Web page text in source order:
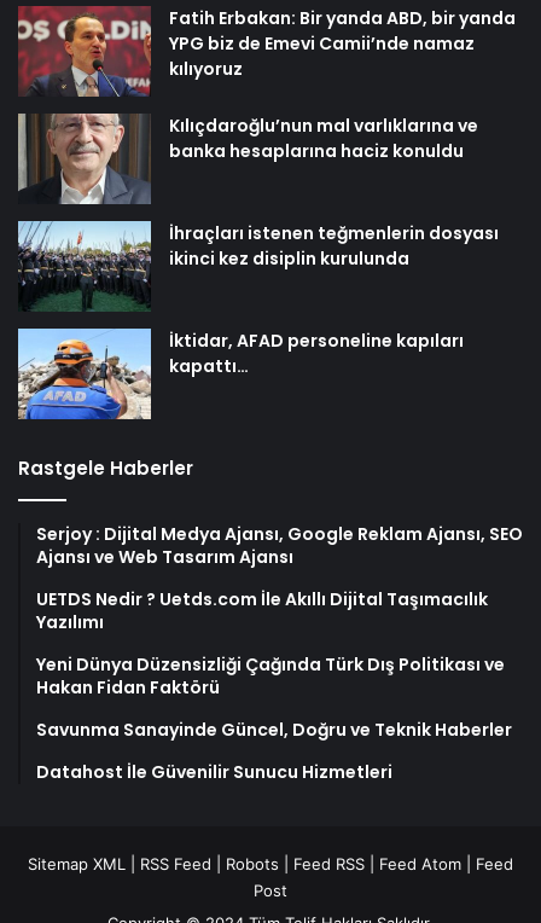
Fatih Erbakan: Bir yanda ABD, bir yanda
YPG biz de Emevi Camii’nde namaz
kılıyoruz
Kılıçdaroğlu’nun mal varlıklarına ve
banka hesaplarına haciz konuldu
İhraçları istenen teğmenlerin dosyası
ikinci kez disiplin kurulunda
İktidar, AFAD personeline kapıları
kapattı…
Rastgele Haberler
Serjoy : Dijital Medya Ajansı, Google Reklam Ajansı, SEO
Ajansı ve Web Tasarım Ajansı
UETDS Nedir ? Uetds.com İle Akıllı Dijital Taşımacılık
Yazılımı
Yeni Dünya Düzensizliği Çağında Türk Dış Politikası ve
Hakan Fidan Faktörü
Savunma Sanayinde Güncel, Doğru ve Teknik Haberler
Datahost İle Güvenilir Sunucu Hizmetleri
Sitemap XML RSS Feed Robots Feed RSS Feed Atom
Feed
Post